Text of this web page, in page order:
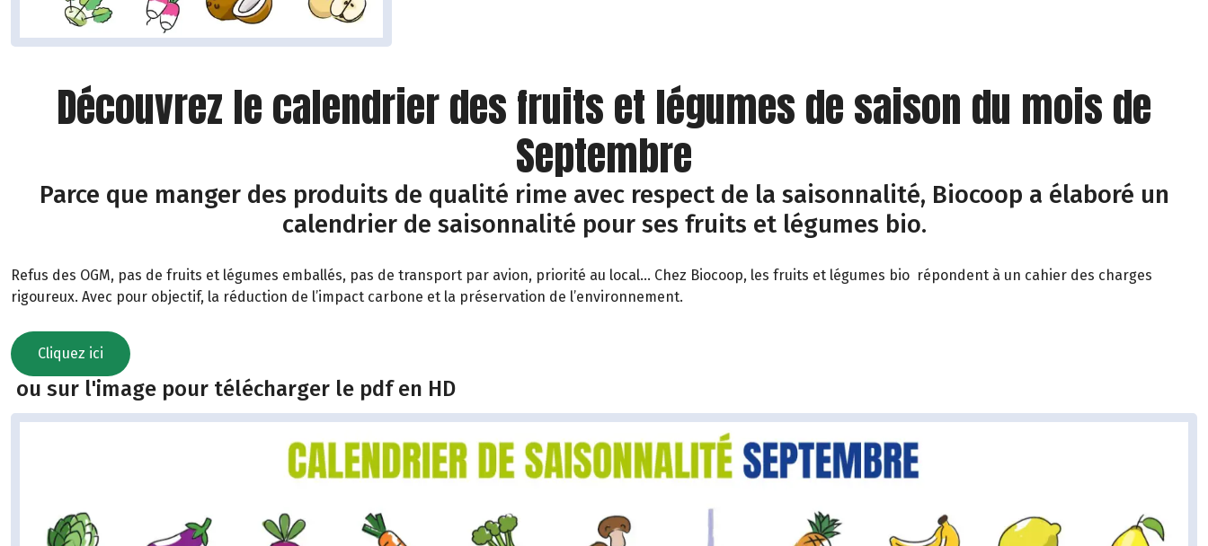
Découvrez le calendrier des fruits et légumes de saison du mois de
Septembre
Parce que manger des produits de qualité rime avec respect de la saisonnalité, Biocoop a élaboré un
calendrier de saisonnalité pour ses fruits et légumes bio.
Refus des OGM, pas de fruits et légumes emballés, pas de transport par avion, priorité au local… Chez Biocoop, les fruits et légumes bio répondent à un cahier des charges
rigoureux. Avec pour objectif, la réduction de l’impact carbone et la préservation de l’environnement.
Cliquez ici
ou sur l'image pour télécharger le pdf en HD